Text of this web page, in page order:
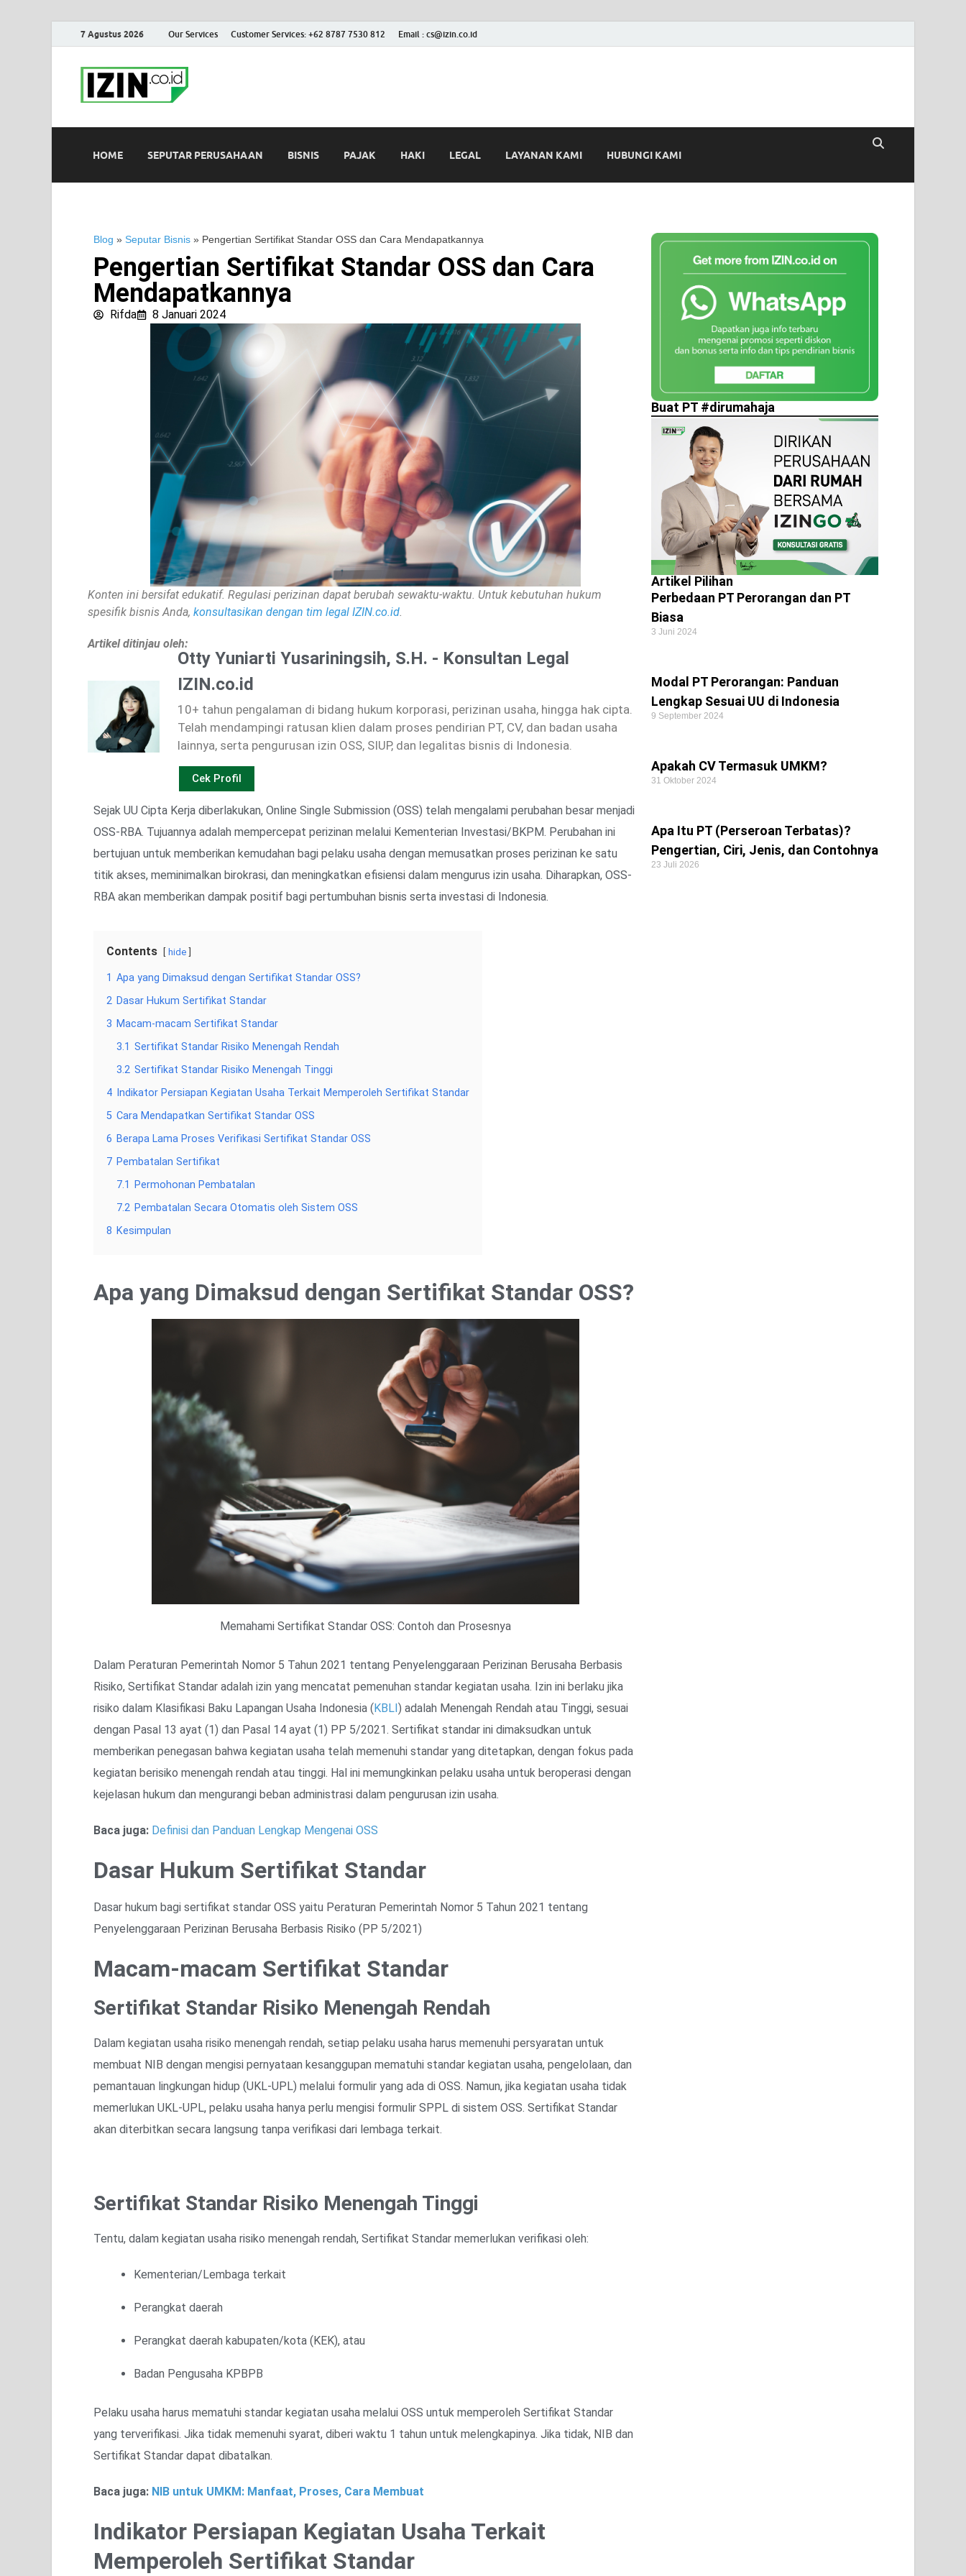
7 Agustus 2026 Our Services Customer Services: +62 8787 7530 812 Email : cs@izin.co.id
HOME SEPUTAR PERUSAHAAN BISNIS PAJAK HAKI LEGAL LAYANAN KAMI HUBUNGI KAMI
Blog » Seputar Bisnis » Pengertian Sertifikat Standar OSS dan Cara Mendapatkannya
Pengertian Sertifikat Standar OSS dan Cara
Mendapatkannya
Rifda 8 Januari 2024
Konten ini bersifat edukatif. Regulasi perizinan dapat berubah sewaktu-waktu. Untuk kebutuhan hukum
spesifik bisnis Anda, konsultasikan dengan tim legal IZIN.co.id.
Artikel ditinjau oleh:
Otty Yuniarti Yusariningsih, S.H. - Konsultan Legal
IZIN.co.id
10+ tahun pengalaman di bidang hukum korporasi, perizinan usaha, hingga hak cipta.
Telah mendampingi ratusan klien dalam proses pendirian PT, CV, dan badan usaha
lainnya, serta pengurusan izin OSS, SIUP, dan legalitas bisnis di Indonesia.
Cek Profil
Sejak UU Cipta Kerja diberlakukan, Online Single Submission (OSS) telah mengalami perubahan besar menjadi
OSS-RBA. Tujuannya adalah mempercepat perizinan melalui Kementerian Investasi/BKPM. Perubahan ini
bertujuan untuk memberikan kemudahan bagi pelaku usaha dengan memusatkan proses perizinan ke satu
titik akses, meminimalkan birokrasi, dan meningkatkan efisiensi dalam mengurus izin usaha. Diharapkan, OSS-
RBA akan memberikan dampak positif bagi pertumbuhan bisnis serta investasi di Indonesia.
Contents hide
1 Apa yang Dimaksud dengan Sertifikat Standar OSS?
2 Dasar Hukum Sertifikat Standar
3 Macam-macam Sertifikat Standar
3.1 Sertifikat Standar Risiko Menengah Rendah
3.2 Sertifikat Standar Risiko Menengah Tinggi
4 Indikator Persiapan Kegiatan Usaha Terkait Memperoleh Sertifikat Standar
5 Cara Mendapatkan Sertifikat Standar OSS
6 Berapa Lama Proses Verifikasi Sertifikat Standar OSS
7 Pembatalan Sertifikat
7.1
Permohonan Pembatalan
7.2 Pembatalan Secara Otomatis oleh Sistem OSS
8 Kesimpulan
Apa yang Dimaksud dengan Sertifikat Standar OSS?
Memahami Sertifikat Standar OSS: Contoh dan Prosesnya
Dalam Peraturan Pemerintah Nomor 5 Tahun 2021 tentang Penyelenggaraan Perizinan Berusaha Berbasis
Risiko, Sertifikat Standar adalah izin yang mencatat pemenuhan standar kegiatan usaha. Izin ini berlaku jika
risiko dalam Klasifikasi Baku Lapangan Usaha Indonesia (KBLI) adalah Menengah Rendah atau Tinggi, sesuai
dengan Pasal 13 ayat (1) dan Pasal 14 ayat (1) PP 5/2021. Sertifikat standar ini dimaksudkan untuk
memberikan penegasan bahwa kegiatan usaha telah memenuhi standar yang ditetapkan, dengan fokus pada
kegiatan berisiko menengah rendah atau tinggi. Hal ini memungkinkan pelaku usaha untuk beroperasi dengan
kejelasan hukum dan mengurangi beban administrasi dalam pengurusan izin usaha.
Baca juga: Definisi dan Panduan Lengkap Mengenai OSS
Dasar Hukum Sertifikat Standar
Dasar hukum bagi sertifikat standar OSS yaitu Peraturan Pemerintah Nomor 5 Tahun 2021 tentang
Penyelenggaraan Perizinan Berusaha Berbasis Risiko (PP 5/2021)
Macam-macam Sertifikat Standar
Sertifikat Standar Risiko Menengah Rendah
Dalam kegiatan usaha risiko menengah rendah, setiap pelaku usaha harus memenuhi persyaratan untuk
membuat NIB dengan mengisi pernyataan kesanggupan mematuhi standar kegiatan usaha, pengelolaan, dan
pemantauan lingkungan hidup (UKL-UPL) melalui formulir yang ada di OSS. Namun, jika kegiatan usaha tidak
memerlukan UKL-UPL, pelaku usaha hanya perlu mengisi formulir SPPL di sistem OSS. Sertifikat Standar
akan diterbitkan secara langsung tanpa verifikasi dari lembaga terkait.
Sertifikat Standar Risiko Menengah Tinggi
Tentu, dalam kegiatan usaha risiko menengah rendah, Sertifikat Standar memerlukan verifikasi oleh:
Kementerian/Lembaga terkait
Perangkat daerah
Perangkat daerah kabupaten/kota (KEK), atau
Badan Pengusaha KPBPB
Pelaku usaha harus mematuhi standar kegiatan usaha melalui OSS untuk memperoleh Sertifikat Standar
yang terverifikasi. Jika tidak memenuhi syarat, diberi waktu 1 tahun untuk melengkapinya. Jika tidak, NIB dan
Sertifikat Standar dapat dibatalkan.
Baca juga: NIB untuk UMKM: Manfaat, Proses, Cara Membuat
Indikator Persiapan Kegiatan Usaha Terkait
Memperoleh Sertifikat Standar
Buat PT #dirumahaja
Artikel Pilihan
Perbedaan PT Perorangan dan PT
Biasa
3 Juni 2024
Modal PT Perorangan: Panduan
Lengkap Sesuai UU di Indonesia
9 September 2024
Apakah CV Termasuk UMKM?
31 Oktober 2024
Apa Itu PT (Perseroan Terbatas)?
Pengertian, Ciri, Jenis, dan Contohnya
23 Juli 2026